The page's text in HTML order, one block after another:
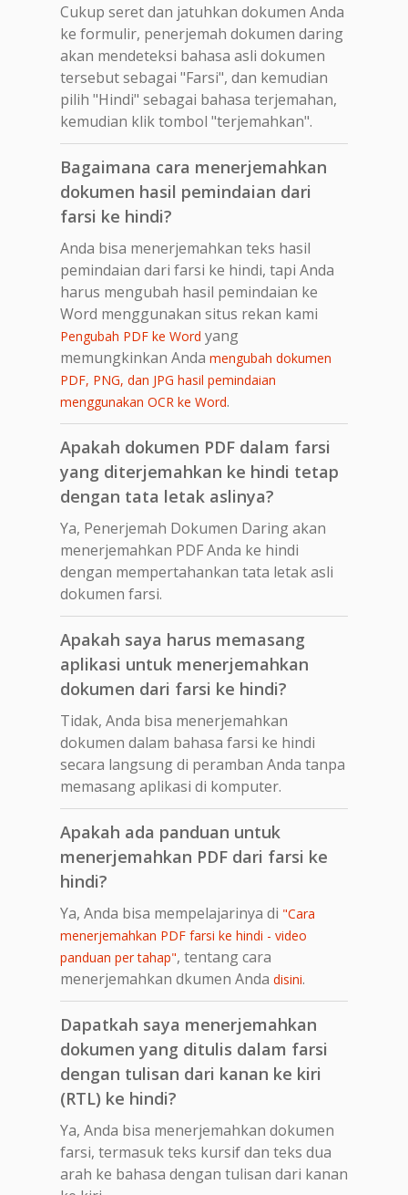
Cukup seret dan jatuhkan dokumen Anda
ke formulir, penerjemah dokumen daring
akan mendeteksi bahasa asli dokumen
tersebut sebagai "Farsi", dan kemudian
pilih "Hindi" sebagai bahasa terjemahan,
kemudian klik tombol "terjemahkan".
Bagaimana cara menerjemahkan
dokumen hasil pemindaian dari
farsi ke hindi?
Anda bisa menerjemahkan teks hasil
pemindaian dari farsi ke hindi, tapi Anda
harus mengubah hasil pemindaian ke
Word menggunakan situs rekan kami
Pengubah PDF ke Word yang
memungkinkan Anda mengubah dokumen
PDF, PNG, dan JPG hasil pemindaian
menggunakan OCR ke Word.
Apakah dokumen PDF dalam farsi
yang diterjemahkan ke hindi tetap
dengan tata letak aslinya?
Ya, Penerjemah Dokumen Daring akan
menerjemahkan PDF Anda ke hindi
dengan mempertahankan tata letak asli
dokumen farsi.
Apakah saya harus memasang
aplikasi untuk menerjemahkan
dokumen dari farsi ke hindi?
Tidak, Anda bisa menerjemahkan
dokumen dalam bahasa farsi ke hindi
secara langsung di peramban Anda tanpa
memasang aplikasi di komputer.
Apakah ada panduan untuk
menerjemahkan PDF dari farsi ke
hindi?
Ya, Anda bisa mempelajarinya di "Cara
menerjemahkan PDF farsi ke hindi - video
panduan per tahap", tentang cara
menerjemahkan dkumen Anda disini.
Dapatkah saya menerjemahkan
dokumen yang ditulis dalam farsi
dengan tulisan dari kanan ke kiri
(RTL) ke hindi?
Ya, Anda bisa menerjemahkan dokumen
farsi, termasuk teks kursif dan teks dua
arah ke bahasa dengan tulisan dari kanan